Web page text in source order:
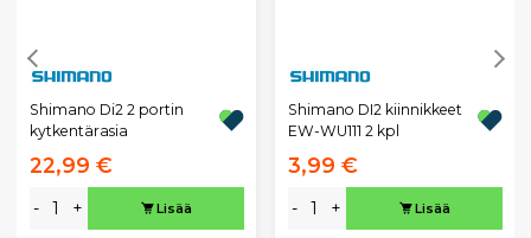
Shimano Di2 2 portin
kytkentärasia
22,99 €
- + Lisää
Shimano DI2 kiinnikkeet
EW-WU111 2 kpl
3,99 €
- + Lisää